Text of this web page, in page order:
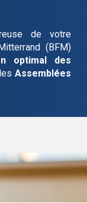
de votre
(BFM)
optimal des
Assemblées